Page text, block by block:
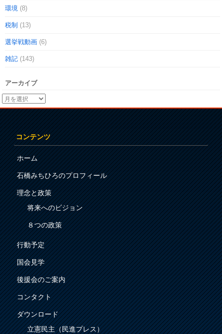
環境 (8)
税制 (13)
選挙戦動画 (6)
雑記 (143)
アーカイブ
コンテンツ
ホーム
石橋みちひろのプロフィール
理念と政策
将来へのビジョン
８つの政策
行動予定
国会見学
後援会のご案内
コンタクト
ダウンロード
立憲民主（民進プレス）